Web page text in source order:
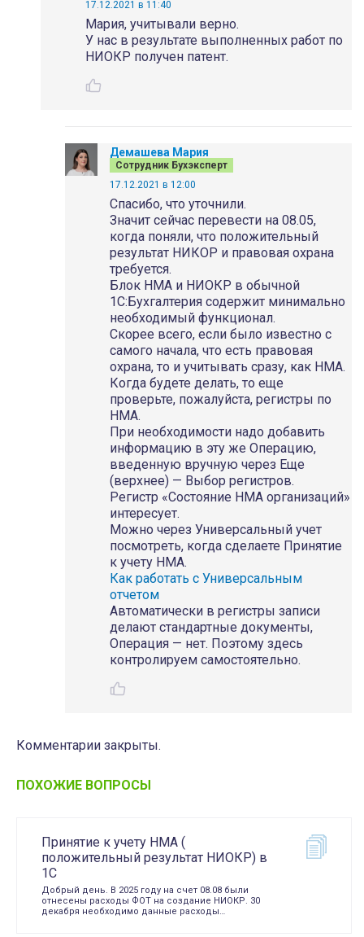
17.12.2021 в 11:40
Мария, учитывали верно.
У нас в результате выполненных работ по
НИОКР получен патент.
Демашева Мария
Сотрудник Бухэксперт
17.12.2021 в 12:00
Спасибо, что уточнили.
Значит сейчас перевести на 08.05,
когда поняли, что положительный
результат НИКОР и правовая охрана
требуется.
Блок НМА и НИОКР в обычной
1С:Бухгалтерия содержит минимально
необходимый функционал.
Скорее всего, если было известно с
самого начала, что есть правовая
охрана, то и учитывать сразу, как НМА.
Когда будете делать, то еще
проверьте, пожалуйста, регистры по
НМА.
При необходимости надо добавить
информацию в эту же Операцию,
введенную вручную через Еще
(верхнее) — Выбор регистров.
Регистр «Состояние НМА организаций»
интересует.
Можно через Универсальный учет
посмотреть, когда сделаете Принятие
к учету НМА.
Как работать с Универсальным
отчетом
Автоматически в регистры записи
делают стандартные документы,
Операция — нет. Поэтому здесь
контролируем самостоятельно.
Комментарии закрыты.
ПОХОЖИЕ ВОПРОСЫ
Принятие к учету НМА (
положительный результат НИОКР) в
1С
Добрый день. В 2025 году на счет 08.08 были
отнесены расходы ФОТ на создание НИОКР. 30
декабря необходимо данные расходы…